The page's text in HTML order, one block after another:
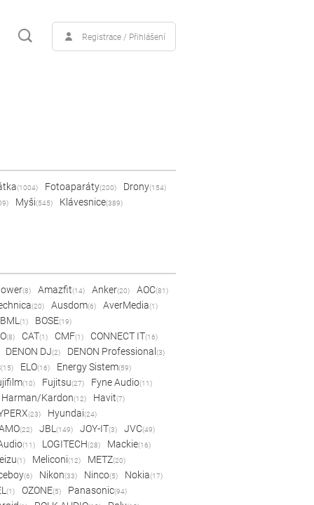
Registrace / Přihlášení
(1004) Fotoaparáty(200) Drony(154)
Myši(545) Klávesnice(389)
(8) Amazfit(14) Anker(20) AOC(81)
(20) Ausdom(6) AverMedia(1)
BML(1) BOSE(19)
(8) CAT(1) CMF(1) CONNECT IT(16)
DENON DJ(2) DENON Professional (3)
(15) ELO(16) Energy Sistem(59)
(10) Fujitsu(27) Fyne Audio(11)
Harman/Kardon(12) Havit(7)
(23) Hyundai(24)
(22) JBL(149) JOY-IT(3) JVC(49)
(11) LOGITECH(28) Mackie(16)
(1) Meliconi(12) METZ(20)
(6) Nikon(33) Ninco(5) Nokia(17)
(1) OZONE(5) Panasonic(94)